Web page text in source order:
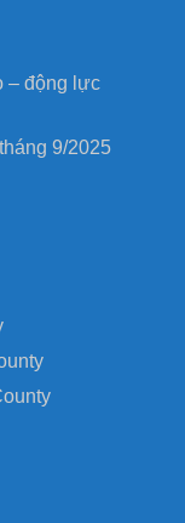
– động lực
9/2025